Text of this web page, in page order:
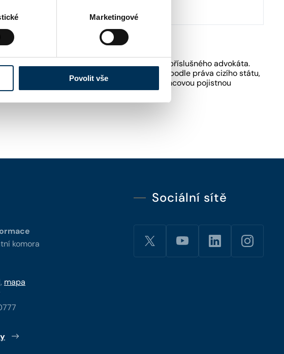
Marketingové
Povolit vše
na stránkách ČAK pouze podle sdělení příslušného advokáta.
řádu či schopnost poskytovat právní služby podle práva cizího státu,
profesní odpovědnosti advokátů rámcovou pojistnou
komora
mapa
Sociální sítě